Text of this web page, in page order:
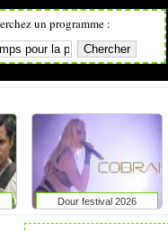
un programme :
Dour festival 2026